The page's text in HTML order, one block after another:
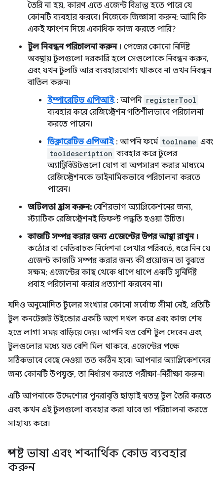
তৈরি না হয়, কারণ এতে এজেন্ট বিভ্রান্ত হতে পারে যে
কোনটি ব্যবহার করবে। নিজেকে জিজ্ঞাসা করুন: আমি কি
একই ফাংশন দিয়ে একাধিক কাজ করতে পারি?
টুল নিবন্ধন পরিচালনা করুন। পেজের কোনো নির্দিষ্ট
অবস্থায় টুলগুলো দরকারি হলে সেগুলোকে নিবন্ধন করুন,
এবং যখন টুলটি আর ব্যবহারযোগ্য থাকবে না তখন নিবন্ধন
বাতিল করুন।
ইম্পারেটিভ এপিআই: আপনি registerTool
ব্যবহার করে রেজিস্ট্রেশন গতিশীলভাবে পরিচালনা
করতে পারেন।
ডিক্লারেটিভ এপিআই: আপনি ফর্মে toolname এবং
tooldescription ব্যবহার করে টুলের
অ্যাট্রিবিউটগুলো যোগ বা অপসারণ করার মাধ্যমে
রেজিস্ট্রেশনকে ডাইনামিকভাবে পরিচালনা করতে
পারেন।
জটিলতা হ্রাস করুন: বেশিরভাগ অ্যাপ্লিকেশনের জন্য,
স্ট্যাটিক রেজিস্ট্রেশনই ডিফল্ট পদ্ধতি হওয়া উচিত।
কাজটি সম্পন্ন করার জন্য এজেন্টের উপর আস্থা রাখুন।
কঠোর বা নেতিবাচক নির্দেশনা লেখার পরিবর্তে, ধরে নিন যে
এজেন্ট কাজটি সম্পন্ন করার জন্য কী প্রয়োজন তা বুঝতে
সক্ষম; এজেন্টের কাছ থেকে ধাপে ধাপে একটি সুনির্দিষ্ট
প্রবাহ পরিচালনা করার প্রত্যাশা করবেন না।
যদিও অনুমোদিত টুলের সংখ্যার কোনো সর্বোচ্চ সীমা নেই, প্রতিটি
টুল কনটেক্সট উইন্ডোর একটি অংশ দখল করে এবং কাজ শেষ
হতে লাগা সময় বাড়িয়ে দেয়। আপনি যত বেশি টুল দেবেন এবং
টুলগুলোর মধ্যে যত বেশি মিল থাকবে, এজেন্টের পক্ষে
সঠিকভাবে বেছে নেওয়া তত কঠিন হবে। আপনার অ্যাপ্লিকেশনের
জন্য কোনটি উপযুক্ত, তা নির্ধারণ করতে পরীক্ষা-নিরীক্ষা করুন।
এটি আপনাকে উদ্দেশ্যের পুনরাবৃত্তি ছাড়াই স্বতন্ত্র টুল তৈরি করতে
এবং কখন এই টুলগুলো ব্যবহার করা যাবে তা পরিচালনা করতে
সাহায্য করে।
স্পষ্ট ভাষা এবং শব্দার্থিক কোড ব্যবহার
করুন